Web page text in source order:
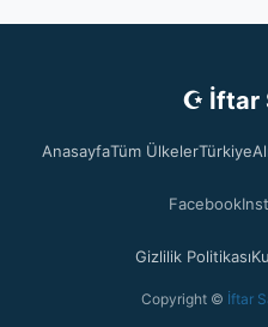
☪ İftar
AnasayfaTüm ÜlkelerTürkiye
Facebook
Gizlilik Politikası
Copyright © İftar